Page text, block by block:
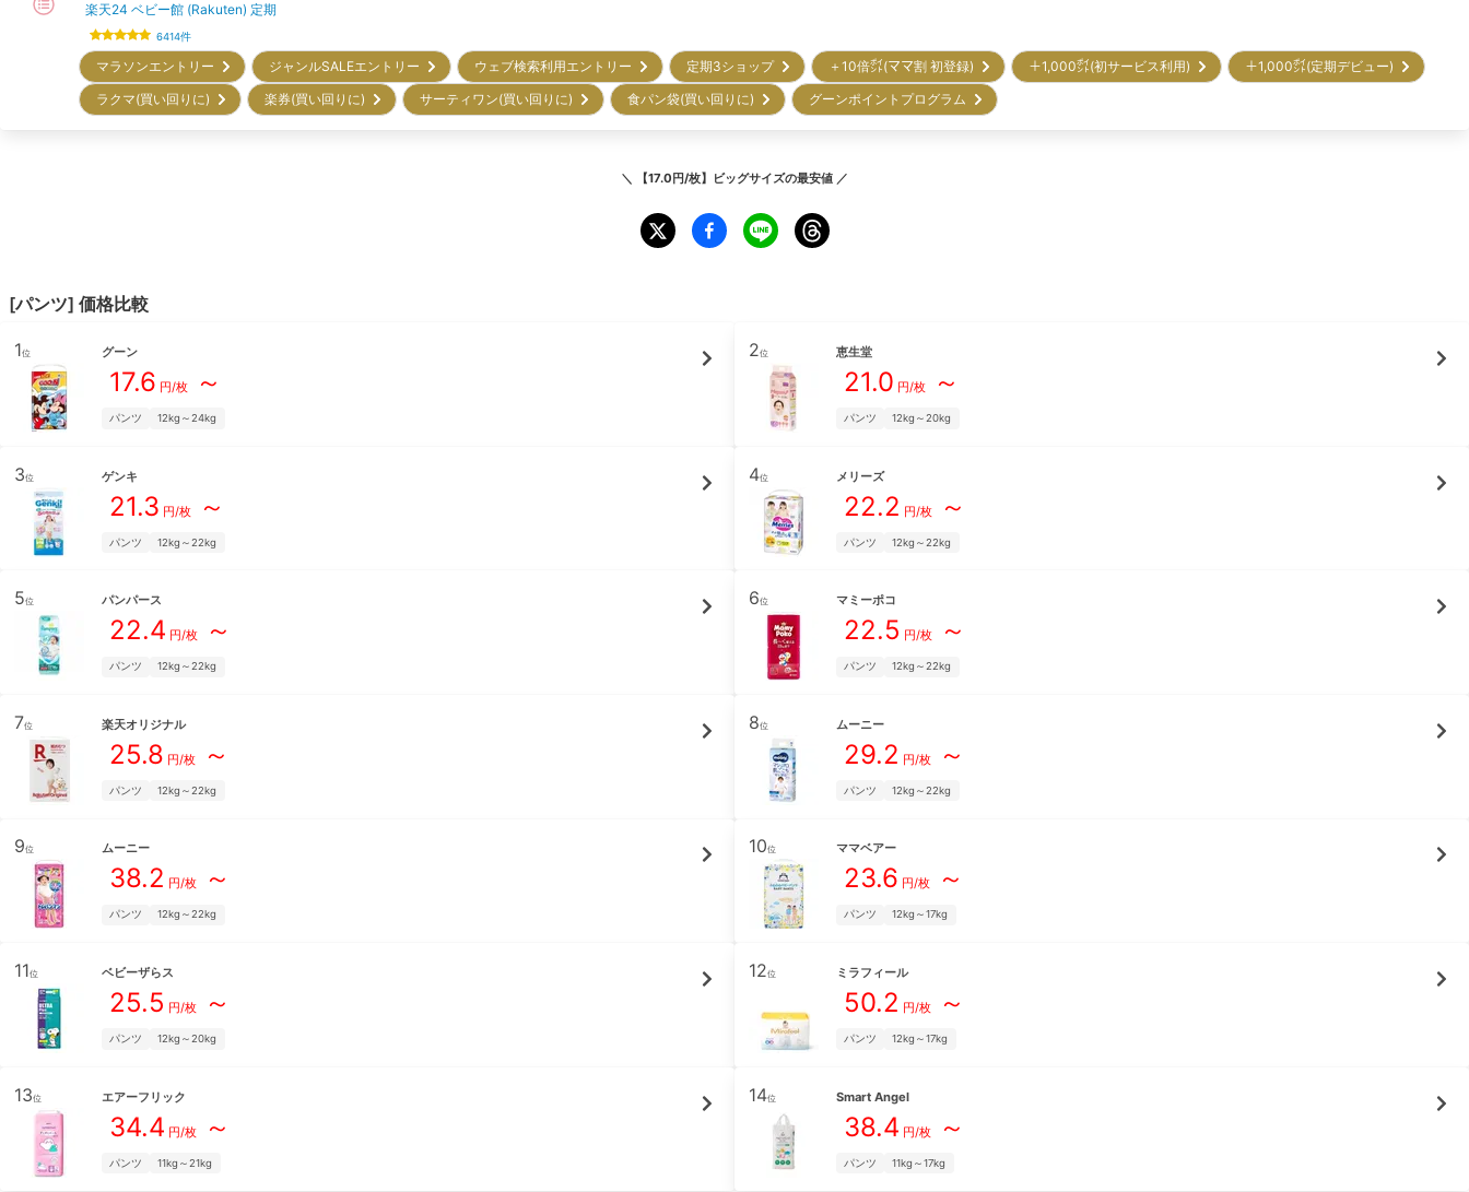
楽天24 ベビー館 (Rakuten) 定期
6414件
マラソンエントリー ジャンルSALEエントリー ウェブ検索利用エントリー 定期3ショップ ＋10倍㌽(ママ割 初登録) ＋1,000㌽(初サービス利用)
＋1,000㌽(定期デビュー)
ラクマ(買い回りに)
楽券(買い回りに) サーティワン(買い回りに) 食パン袋(買い回りに) グーンポイントプログラム
＼ 【17.0円/枚】ビッグサイズの最安値 ／
[パンツ] 価格比較
1位 グーン
17.6 円/枚～
パンツ 12kg～24kg
2位 恵生堂
21.0 円/枚～
パンツ 12kg～20kg
3位 ゲンキ
21.3 円/枚～
パンツ 12kg～22kg
4位 メリーズ
22.2 円/枚～
パンツ 12kg～22kg
5位 パンパース
22.4 円/枚～
パンツ 12kg～22kg
6位 マミーポコ
22.5 円/枚～
パンツ 12kg～22kg
7位 楽天オリジナル
25.8 円/枚～
パンツ 12kg～22kg
8位 ムーニー
29.2 円/枚～
パンツ 12kg～22kg
9位 ムーニー
38.2 円/枚～
パンツ 12kg～22kg
10位 ママベアー
23.6 円/枚～
パンツ 12kg～17kg
11位 ベビーザらス
25.5 円/枚～
パンツ 12kg～20kg
12位 ミラフィール
50.2 円/枚～
パンツ 12kg～17kg
13位 エアーフリック
34.4 円/枚～
パンツ 11kg～21kg
14位 Smart Angel
38.4 円/枚～
パンツ 11kg～17kg